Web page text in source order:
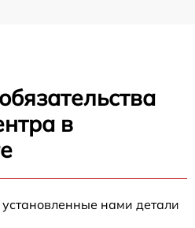
в
нами детали